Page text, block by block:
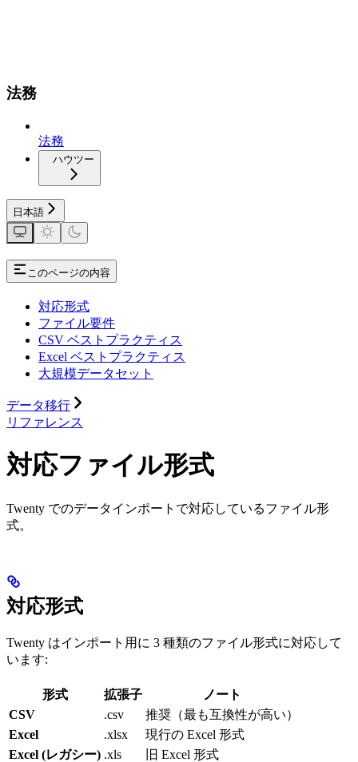
法務
法務
ハウツー
日本語
このページの内容
対応形式
ファイル要件
CSV ベストプラクティス
Excel ベストプラクティス
大規模データセット
データ移行
リファレンス
対応ファイル形式
Twenty でのデータインポートで対応しているファイル形
式。
対応形式
Twenty はインポート用に 3 種類のファイル形式に対応して
います:
形式 拡張子
ノート
CSV
.csv
推奨（最も互換性が高い）
Excel
.xlsx
現行の Excel 形式
Excel (レガシー) .xls 旧 Excel 形式